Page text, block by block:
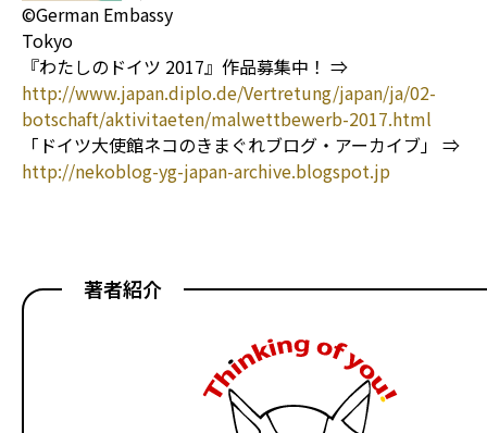
©German Embassy
Tokyo
『わたしのドイツ 2017』作品募集中！ ⇒
http://www.japan.diplo.de/Vertretung/japan/ja/02-
botschaft/aktivitaeten/malwettbewerb-2017.html
「ドイツ大使館ネコのきまぐれブログ・アーカイブ」 ⇒
http://nekoblog-yg-japan-archive.blogspot.jp
著者紹介